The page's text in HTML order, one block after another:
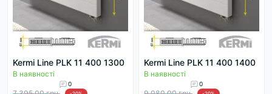
Kermi Line PLK 11 400 1300
В наявності
0
Kermi Line PLK 11 400 1400
В наявності
0